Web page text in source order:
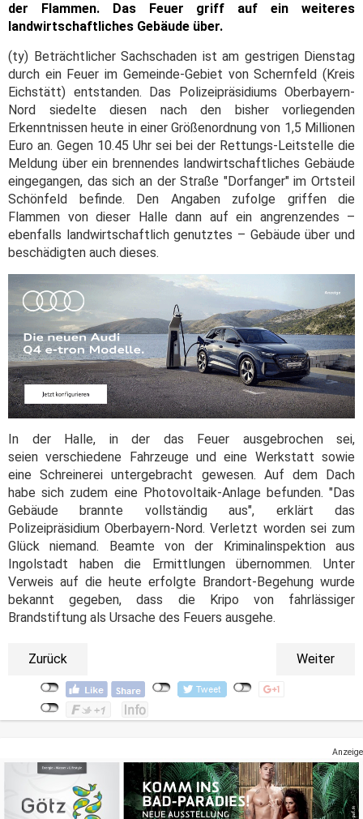
der Flammen. Das Feuer griff auf ein weiteres
landwirtschaftliches Gebäude über.
(ty) Beträchtlicher Sachschaden ist am gestrigen Dienstag
durch ein Feuer im Gemeinde-Gebiet von Schernfeld (Kreis
Eichstätt) entstanden. Das Polizeipräsidiums Oberbayern-
Nord siedelte diesen nach den bisher vorliegenden
Erkenntnissen heute in einer Größenordnung von 1,5 Millionen
Euro an. Gegen 10.45 Uhr sei bei der Rettungs-Leitstelle die
Meldung über ein brennendes landwirtschaftliches Gebäude
eingegangen, das sich an der Straße "Dorfanger" im Ortsteil
Schönfeld befinde. Den Angaben zufolge griffen die
Flammen von dieser Halle dann auf ein angrenzendes –
ebenfalls landwirtschaftlich genutztes – Gebäude über und
beschädigten auch dieses.
In der Halle, in der das Feuer ausgebrochen sei,
seien verschiedene Fahrzeuge und eine Werkstatt sowie
eine Schreinerei untergebracht gewesen. Auf dem Dach
habe sich zudem eine Photovoltaik-Anlage befunden. "Das
Gebäude brannte vollständig aus", erklärt das
Polizeipräsidium Oberbayern-Nord. Verletzt worden sei zum
Glück niemand. Beamte von der Kriminalinspektion aus
Ingolstadt haben die Ermittlungen übernommen. Unter
Verweis auf die heute erfolgte Brandort-Begehung wurde
bekannt gegeben, dass die Kripo von fahrlässiger
Brandstiftung als Ursache des Feuers ausgehe.
Zurück Weiter
Anzeige